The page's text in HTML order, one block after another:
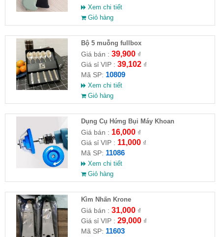
Xem chi tiết
Giỏ hàng
Bộ 5 muỗng fullbox
Giá bán : 39,900₫
Giá sỉ VIP : 39,102₫
Mã SP: 10809
Xem chi tiết
Giỏ hàng
Dụng Cụ Hứng Bụi Máy Khoan
Giá bán : 16,000₫
Giá sỉ VIP : 11,000₫
Mã SP: 11086
Xem chi tiết
Giỏ hàng
Kìm Nhấn Krone
Giá bán : 31,000₫
Giá sỉ VIP : 29,000₫
Mã SP: 11603